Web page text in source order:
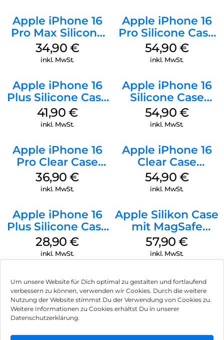
Um unsere Website für Dich optimal zu gestalten und fortlaufend
verbessern zu können, verwenden wir Cookies. Durch die weitere
Nutzung der Website stimmst Du der Verwendung von Cookies zu.
Weitere Informationen zu Cookies erhältst Du in unserer
Datenschutzerklärung.
Apple iPhone 16
Pro Max Silicone
Case MagSafe
Denim
34,90 €
inkl. MwSt.
Apple iPhone 16
Pro Silicone Case
MagSafe Black
54,90 €
inkl. MwSt.
Apple iPhone 16
Plus Silicone Case
MagSafe Stone
Gray
41,90 €
inkl. MwSt.
Apple iPhone 16
Silicone Case
MagSafe Black
54,90 €
inkl. MwSt.
Apple iPhone 16
Pro Clear Case
MagSafe
Transparent
36,90€
inkl. MwSt.
Apple iPhone 16
Clear Case
MagSafe
Transparent
54,90 €
inkl. MwSt.
Apple iPhone 16
Plus Silicone Case
MagSafe Black
28,90€
inkl. MwSt.
Apple Silikon Case
mit MagSafe
iPhone 14 Pro
(PRODUCT)RED
57,90€
inkl. MwSt.
Impressum